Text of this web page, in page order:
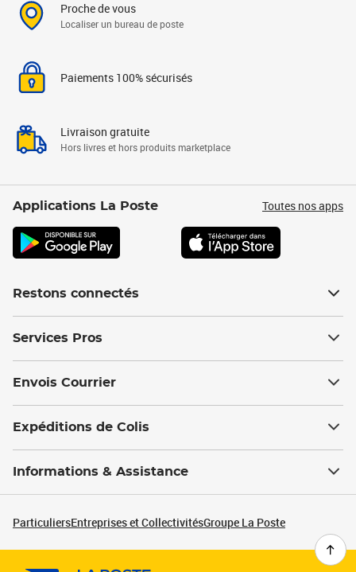
Proche de vous
Localiser un bureau de poste
Paiements 100% sécurisés
Livraison gratuite
Hors livres et hors produits marketplace
Applications La Poste Toutes nos apps
Restons connectés
Services Pros
Envois Courrier
Expéditions de Colis
Informations & Assistance
ParticuliersEntreprises et CollectivitésGroupe La Poste